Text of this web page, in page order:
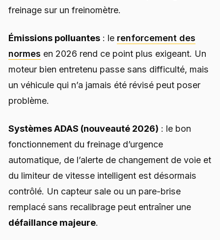
freinage sur un freinomètre.
Émissions polluantes : le renforcement des
normes en 2026 rend ce point plus exigeant. Un
moteur bien entretenu passe sans difficulté, mais
un véhicule qui n’a jamais été révisé peut poser
problème.
Systèmes ADAS (nouveauté 2026) : le bon
fonctionnement du freinage d’urgence
automatique, de l’alerte de changement de voie et
du limiteur de vitesse intelligent est désormais
contrôlé. Un capteur sale ou un pare-brise
remplacé sans recalibrage peut entraîner une
défaillance majeure.